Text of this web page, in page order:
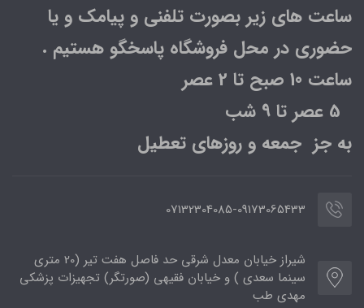
ساعت های زیر بصورت تلفنی و پیامک و یا
حضوری در محل فروشگاه پاسخگو هستیم .
ساعت 10 صبح تا 2 عصر
به جز جمعه و روزهای تعطیل
07132304085-09173065433
شیراز خیابان معدل شرقی حد فاصل هفت تیر (20 متری
سینما سعدی ) و خیابان فقیهی (صورتگر) تجهیزات پزشکی
مهدی طب